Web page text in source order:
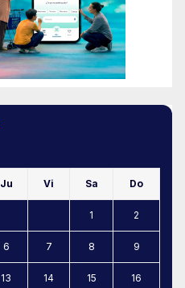
Ju Vi Sa Do
1 2
6 7 8 9
13 14 15 16